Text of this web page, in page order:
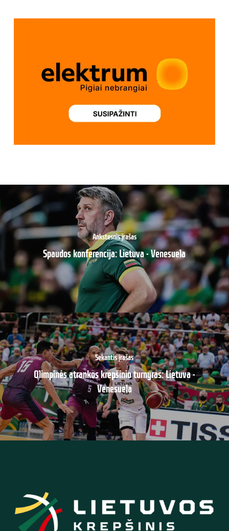
Ankstesnis įrašas
Spaudos konferencija: Lietuva - Venesuela
Sekantis įrašas
Olimpinės atrankos krepšinio turnyras: Lietuva -
Venesuela